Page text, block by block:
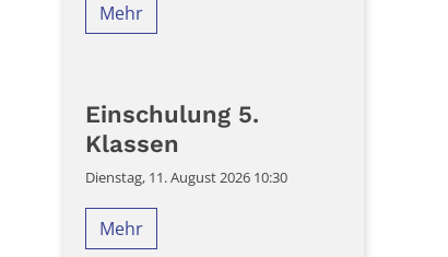
Mehr
Einschulung 5.
Klassen
Dienstag, 11. August 2026 10:30
Mehr